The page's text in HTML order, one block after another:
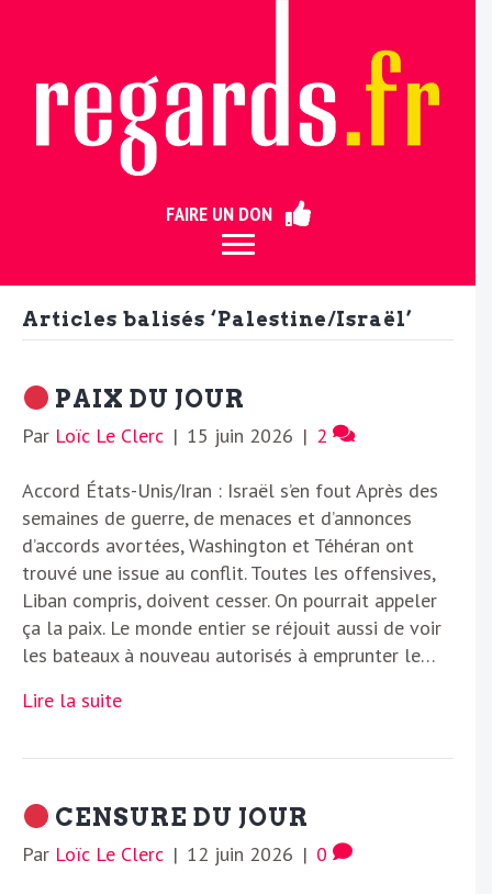
FAIRE UN DON
Articles balisés ‘Palestine/Israël’
PAIX DU JOUR
Par Loïc Le Clerc | 15 juin 2026 | 2
Accord États-Unis/Iran : Israël s’en fout Après des
semaines de guerre, de menaces et d’annonces
d’accords avortées, Washington et Téhéran ont
trouvé une issue au conflit. Toutes les offensives,
Liban compris, doivent cesser. On pourrait appeler
ça la paix. Le monde entier se réjouit aussi de voir
les bateaux à nouveau autorisés à emprunter le…
Lire la suite
CENSURE DU JOUR
Par Loïc Le Clerc | 12 juin 2026 | 0